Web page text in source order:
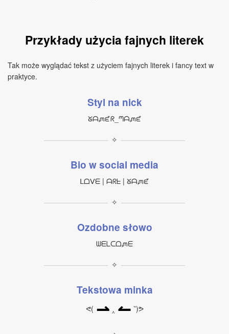
Przykłady użycia fajnych literek
Tak może wyglądać tekst z użyciem fajnych literek i fancy text w
praktyce.
Styl na nick
ᘜᗩᘻᘿᖇ_ᘉᗩᘻᘿ
✧
Bio w social media
ᒪᗝⅤᗴ | ᗩᖇᖶ | ᘜᗩᘻᘿ
✧
Ozdobne słowo
ᗯᗴᒪᑕᗝᘻᗴ
✧
Tekstowa minka
ᕙ( ⇀ ‸ ↼ ‶)ᕗ